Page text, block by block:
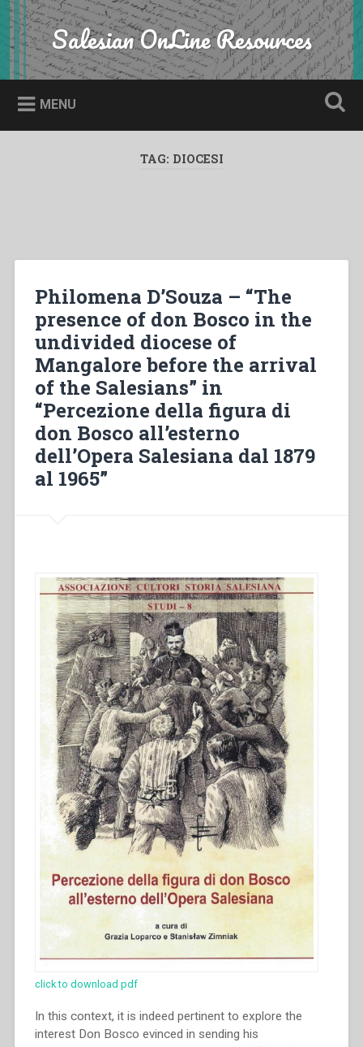
Skip
to
content
Search Salesian OnLine Resources
MENU
TAG: DIOCESI
Philomena D’Souza – “The
presence of don Bosco in the
undivided diocese of
Mangalore before the arrival
of the Salesians” in
“Percezione della figura di
don Bosco all’esterno
dell’Opera Salesiana dal 1879
al 1965”
click to download pdf
In this context, it is indeed pertinent to explore the
interest Don Bosco evinced in sending his